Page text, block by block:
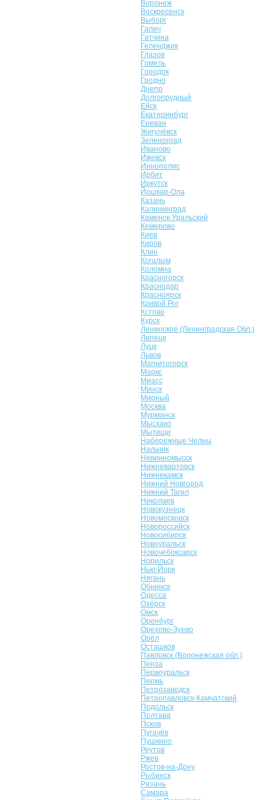
Воронеж
Воскресенск
Выборг
Галич
Гатчина
Геленджик
Глазов
Гомель
Городок
Гродно
Днепр
Долгопрудный
Ейск
Екатеринбург
Ереван
Жигулёвск
Зеленоград
Иваново
Ижевск
Иннополис
Ирбит
Иркутск
Йошкар-Ола
Казань
Калининград
Каменск-Уральский
Кемерово
Киев
Киров
Клин
Когалым
Коломна
Красногорск
Краснодар
Красноярск
Кривой Рог
Кстово
Курск
Ленинское (Ленинградская Обл.)
Липецк
Луцк
Львов
Магнитогорск
Маркс
Миасс
Минск
Мирный
Москва
Мурманск
Мысхако
Мытищи
Набережные Челны
Нальчик
Невинномысск
Нижневартовск
Нижнекамск
Нижний Новгород
Нижний Тагил
Николаев
Новокузнецк
Новомосковск
Новороссийск
Новосибирск
Новоуральск
Новочебоксарск
Норильск
Нью-Йорк
Нягань
Обнинск
Одесса
Озёрск
Омск
Оренбург
Орехово-Зуево
Орёл
Осташков
Павловск (Воронежская обл.)
Пенза
Первоуральск
Пермь
Петрозаводск
Петропавловск-Камчатский
Подольск
Полтава
Псков
Пугачёв
Пушкино
Реутов
Ржев
Ростов-на-Дону
Рыбинск
Рязань
Самара